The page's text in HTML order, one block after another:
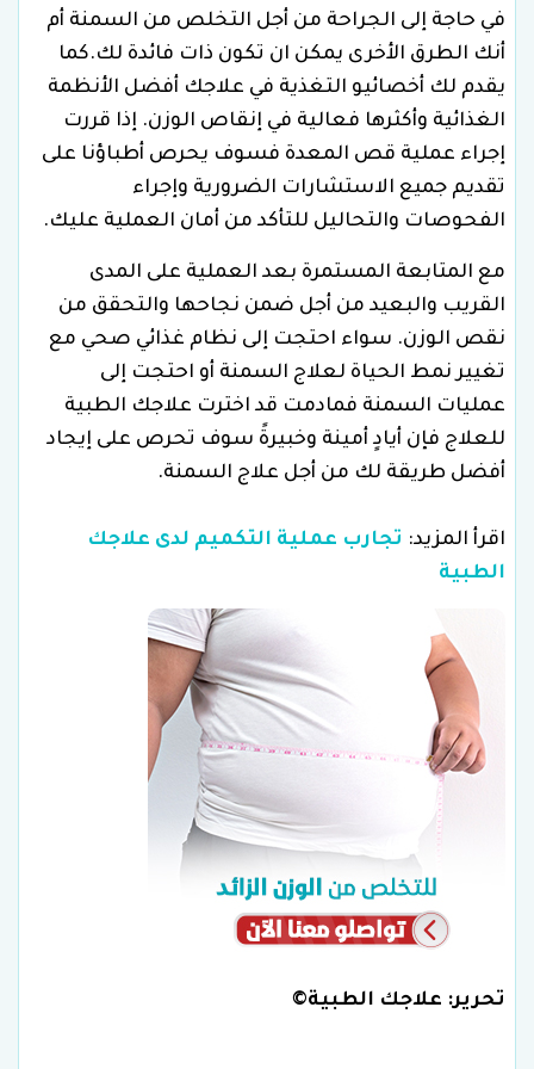
في حاجة إلى الجراحة من أجل التخلص من السمنة أم
أنك الطرق الأخرى يمكن ان تكون ذات فائدة لك.كما
يقدم لك أخصائيو التغذية في علاجك أفضل الأنظمة
الغذائية وأكثرها فعالية في إنقاص الوزن. إذا قررت
إجراء عملية قص المعدة فسوف يحرص أطباؤنا على
تقديم جميع الاستشارات الضرورية وإجراء
الفحوصات والتحاليل للتأكد من أمان العملية عليك.
مع المتابعة المستمرة بعد العملية على المدى
القريب والبعيد من أجل ضمن نجاحها والتحقق من
نقص الوزن. سواء احتجت إلى نظام غذائي صحي مع
تغيير نمط الحياة لعلاج السمنة أو احتجت إلى
عمليات السمنة فمادمت قد اخترت علاجك الطبية
للعلاج فإن أيادٍ أمينة وخبيرةً سوف تحرص على إيجاد
أفضل طريقة لك من أجل علاج السمنة.
اقرأ المزيد: تجارب عملية التكميم لدى علاجك
الطبية
تحرير: علاجك الطبية©